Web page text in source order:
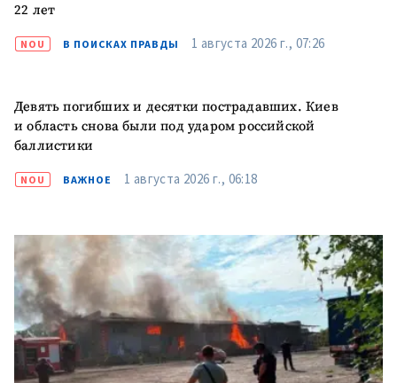
22 лет
NOU В ПОИСКАХ ПРАВДЫ 1 августа 2026 г., 07:26
Девять погибших и десятки пострадавших. Киев
и область снова были под ударом российской
баллистики
NOU ВАЖНОЕ 1 августа 2026 г., 06:18